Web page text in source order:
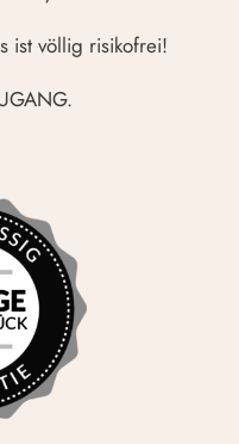
ist völlig risikofrei!